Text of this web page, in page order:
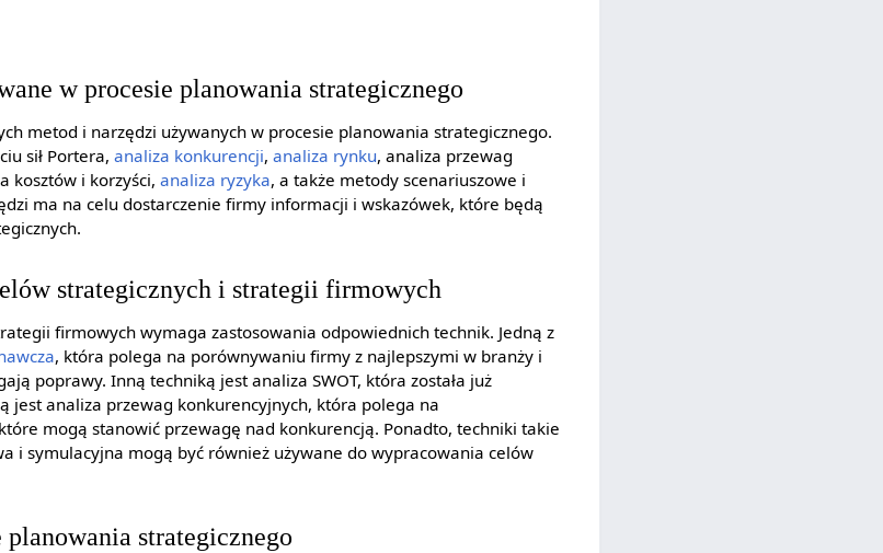
w procesie planowania strategicznego
metod i narzędzi używanych w procesie planowania strategicznego.
sił Portera,analiza konkurencji,analiza rynku, analiza przewag
kosztów i korzyści,analiza ryzyka, a także metody scenariuszowe i
ma na celu dostarczenie firmy informacji i wskazówek, które będą
strategicznych i strategii firmowych
firmowych wymaga zastosowania odpowiednich technik. Jedną z
, która polega na porównywaniu firmy z najlepszymi w branży i
poprawy. Inną techniką jest analiza SWOT, która została już
jest analiza przewag konkurencyjnych, która polega na
mogą stanowić przewagę nad konkurencją. Ponadto, techniki takie
i symulacyjna mogą być również używane do wypracowania celów
strategicznego